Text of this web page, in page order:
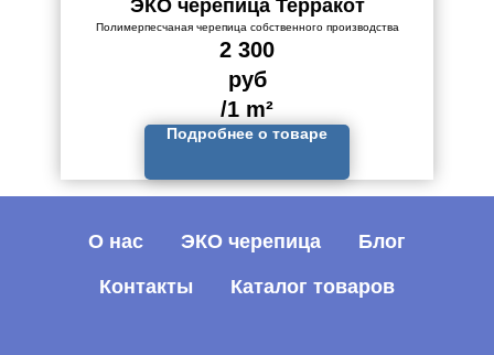
ЭКО черепица Терракот
Полимерпесчаная черепица собственного производства
2 300
руб
/1 m²
Подробнее о товаре
О нас ЭКО черепица Блог
Контакты Каталог товаров